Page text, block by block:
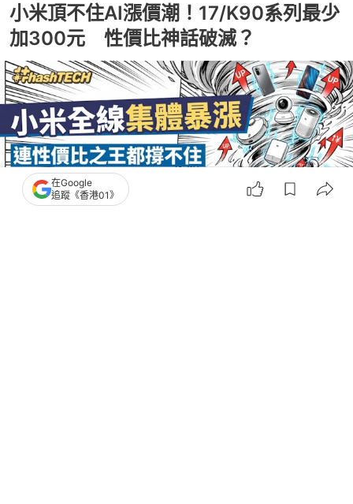
小米頂不住AI漲價潮！17/K90系列最少
加300元 性價比神話破滅？
在Google
追蹤《香港01》